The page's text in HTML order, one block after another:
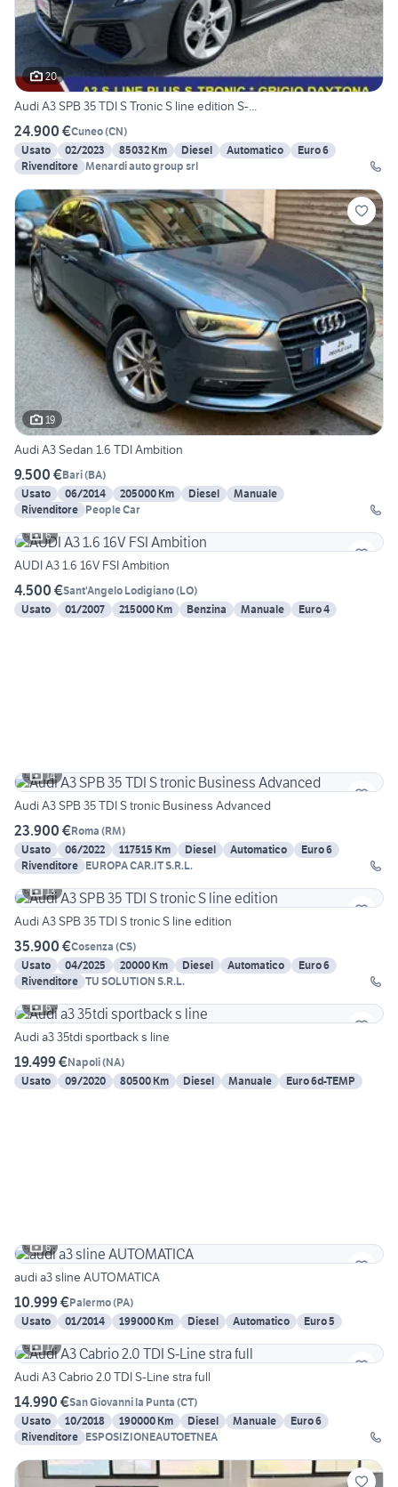
20
Audi A3 SPB 35 TDI S Tronic S line edition S-...
24.900 €Cuneo(CN)
Usato
02/2023 85032 Km Diesel Automatico
Euro 6
Rivenditore Menardi auto group srl
19
Audi A3 Sedan 1.6 TDI Ambition
9.500 €Bari(BA)
Usato
06/2014 205000 Km Diesel
Manuale
Rivenditore People Car
6
AUDI A3 1.6 16V FSI Ambition
4.500 €Sant'Angelo Lodigiano(LO)
Usato
01/2007 215000 Km Benzina Manuale Euro 4
14
Audi A3 SPB 35 TDI S tronic Business Advanced
23.900 €Roma (RM)
Usato
06/2022 117515 Km Diesel Automatico
Euro 6
Rivenditore EUROPA CAR.IT S.R.L.
13
Audi A3 SPB 35 TDI S tronic S line edition
35.900 €Cosenza (CS)
Usato
04/2025 20000 Km Diesel Automatico
Euro 6
Rivenditore TU SOLUTION S.R.L.
6
Audi a3 35tdi sportback s line
19.499 €Napoli(NA)
Usato
09/2020 80500 Km Diesel Manuale Euro 6d-TEMP
6
audi a3 sline AUTOMATICA
10.999 €Palermo(PA)
Usato
01/2014 199000 Km Diesel Automatico
Euro 5
17
Audi A3 Cabrio 2.0 TDI S-Line stra full
14.990 €San Giovanni la Punta (CT)
Usato
10/2018 190000 Km Diesel Manuale
Euro 6
Rivenditore ESPOSIZIONEAUTOETNEA